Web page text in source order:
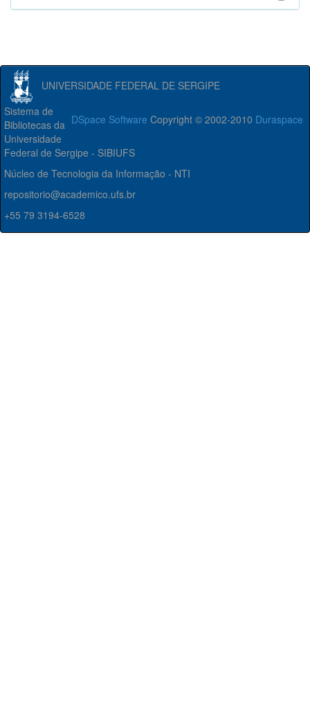
UNIVERSIDADE FEDERAL DE SERGIPE
DSpace Software Copyright © 2002-2010 Duraspace
Sistema de
Bibliotecas da
Universidade
Federal de Sergipe - SIBIUFS
Núcleo de Tecnologia da Informação - NTI
repositorio@academico.ufs.br
+55 79 3194-6528